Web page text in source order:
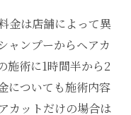
金は店舗によって異
ャンプーからヘアカ
施術に1時間半から2
についても施術内容
カットだけの場合は